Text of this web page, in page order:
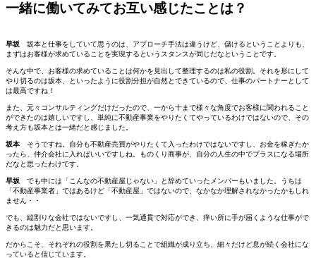
一緒に働いてみてお互い感じたことは？
早坂 坂本と仕事をしていて思うのは、アプローチ手法は違うけど、儲けるということよりも、
まずはお客様が求めていることを実現するというスタンスが同じだなということです。
そんな中で、お客様の求めていることは何かを見出して整理するのは私の役割。それを形にして
やり切るのは坂本、といったように役割分担が自然とできているので、仕事のパートナーとして
は最高ですね！
また、元々コンサルティングだけだったので、一から十まで様々な角度でお客様に関われること
ができたのは嬉しいですし、単純に不動産事業をやりたくてやっているわけではないので、その
考え方も坂本とは一緒だと感じました。
坂本 そうですね。自分も不動産売買がやりたくて入ったわけではないですし、お金を稼ぎたか
ったら、仲介会社に入ればいいですしね。ものくり商事が、自分の人生の中でプラスになる場所
だなと思ったわけです。
早坂 でも中には「こんなの不動産屋じゃない」と辞めていったメンバーもいました。うちは
「不動産事業者」ではあるけど「不動産屋」ではないので、なかなか理解されなかったかもしれ
ません・・
でも、縦割りな会社ではないですし、一気通貫で対応ができ、痒い所に手が届くような仕事がで
きるのは魅力だと思います。
だからこそ、それぞれの役割を果たし切ることで組織が成り立ち、細々だけど息が続く会社にな
っていると信じています。